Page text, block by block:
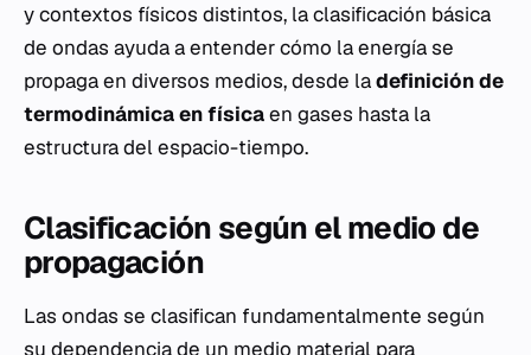
y contextos físicos distintos, la clasificación básica
de ondas ayuda a entender cómo la energía se
propaga en diversos medios, desde ladefinición de
termodinámica en físicaen gases hasta la
estructura del espacio-tiempo.
Clasificación según el medio de
propagación
Las ondas se clasifican fundamentalmente según
su dependencia de un medio material para